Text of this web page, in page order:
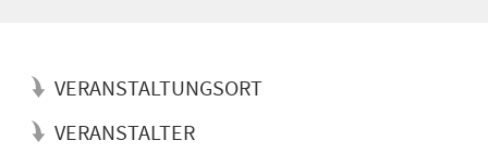
VERANSTALTUNGSORT
VERANSTALTER